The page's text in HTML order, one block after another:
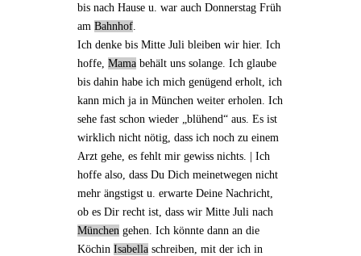
bis nach Hause u. war auch Donnerstag Früh
amBahnhof
Ich denkebis Mitte Juli bleiben wir hier. Ich
hoffe,Mama behält uns solange. Ich glaube
bis dahin habe ich mich genügend erholt, ich
kann mich ja in München weiter erholen. Ich
sehe fast schon wieder „blühend“ aus. Es ist
wirklich nicht nötig, dass ich noch zu einem
Arzt gehe, es fehlt mir gewiss nichts. | Ich
hoffe also, dass Du Dich meinetwegen nicht
mehr ängstigst u. erwarte Deine Nachricht,
ob es Dir recht ist, dass wir Mitte Juli nach
München gehen. Ich könnte dann an die
KöchinIsabella schreiben, mit der ich in